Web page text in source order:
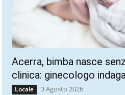
Acerra, bimba nasce
clinica: ginecologo
Locale 3 Agosto 2026